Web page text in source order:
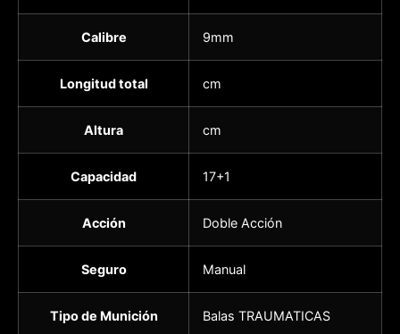
Calibre 9mm
Longitud total cm
Altura cm
Capacidad 17+1
Acción Doble Acción
Seguro Manual
Tipo de Munición Balas TRAUMATICAS